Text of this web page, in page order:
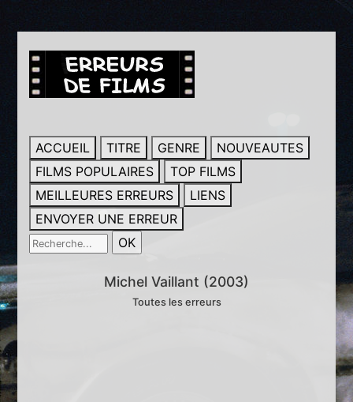
ACCUEIL TITRE GENRE
NOUVEAUTES
FILMS POPULAIRES
TOP FILMS
MEILLEURES ERREURS
LIENS
ENVOYER UNE ERREUR
Michel Vaillant (2003)
Toutes les erreurs